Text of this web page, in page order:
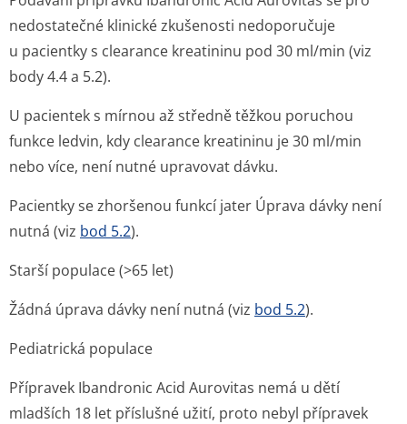
nedostatečné klinické zkušenosti nedoporučuje
u pacientky s clearance kreatininu pod 30 ml/min (viz
body 4.4 a 5.2).
U pacientek s mírnou až středně těžkou poruchou
funkce ledvin, kdy clearance kreatininu je 30 ml/min
nebo více, není nutné upravovat dávku.
Pacientky se zhoršenou funkcí jater Úprava dávky není
nutná (viz bod 5.2).
Starší populace (>65 let)
Žádná úprava dávky není nutná (viz bod 5.2).
Pediatrická populace
Přípravek Ibandronic Acid Aurovitas nemá u dětí
mladších 18 let příslušné užití, proto nebyl přípravek